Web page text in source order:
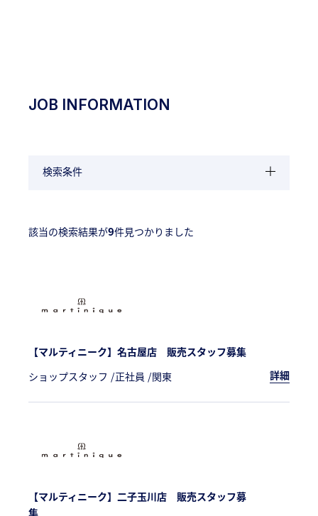
JOB INFORMATION
検索条件
該当の検索結果が9件見つかりました
【マルティニーク】名古屋店 販売スタッフ募集
ショップスタッフ
正社員 関東 詳細
【マルティニーク】二子玉川店 販売スタッフ募
集